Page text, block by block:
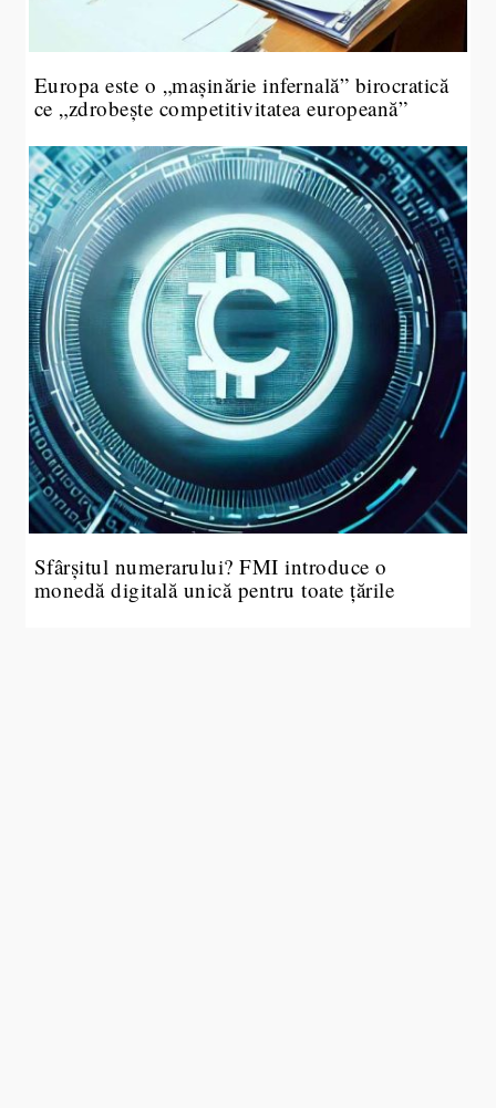
Europa este o „mașinărie infernală” birocratică
ce „zdrobește competitivitatea europeană”
Sfârșitul numerarului? FMI introduce o
monedă digitală unică pentru toate țările